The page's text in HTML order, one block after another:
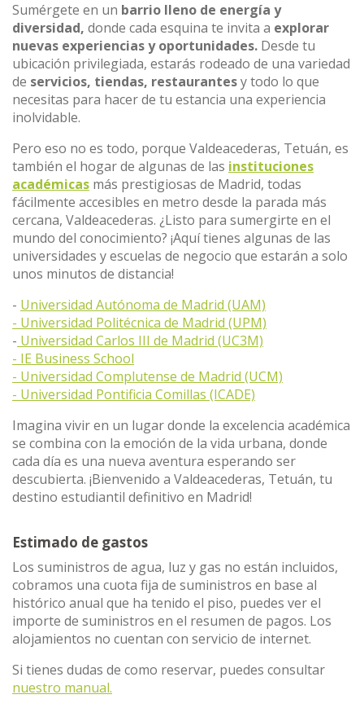
Sumérgete en un barrio lleno de energía y
diversidad, donde cada esquina te invita a explorar
nuevas experiencias y oportunidades. Desde tu
ubicación privilegiada, estarás rodeado de una variedad
de servicios, tiendas, restaurantesy todo lo que
necesitas para hacer de tu estancia una experiencia
inolvidable.
Pero eso no es todo, porque Valdeacederas, Tetuán, es
también el hogar de algunas de las instituciones
académicas más prestigiosas de Madrid, todas
fácilmente accesibles en metro desde la parada más
cercana, Valdeacederas. ¿Listo para sumergirte en el
mundo del conocimiento? ¡Aquí tienes algunas de las
universidades y escuelas de negocio que estarán a solo
unos minutos de distancia!
- Universidad Autónoma de Madrid (UAM)
- Universidad Politécnica de Madrid (UPM)
- Universidad Carlos III de Madrid (UC3M)
- IE Business School
- Universidad Complutense de Madrid (UCM)
- Universidad Pontificia Comillas (ICADE)
Imagina vivir en un lugar donde la excelencia académica
se combina con la emoción de la vida urbana, donde
cada día es una nueva aventura esperando ser
descubierta. ¡Bienvenido a Valdeacederas, Tetuán, tu
destino estudiantil definitivo en Madrid!
Estimado de gastos
Los suministros de agua, luz y gas no están incluidos,
cobramos una cuota fija de suministros en base al
histórico anual que ha tenido el piso, puedes ver el
importe de suministros en el resumen de pagos. Los
alojamientos no cuentan con servicio de internet.
Si tienes dudas de como reservar, puedes consultar
nuestro manual.